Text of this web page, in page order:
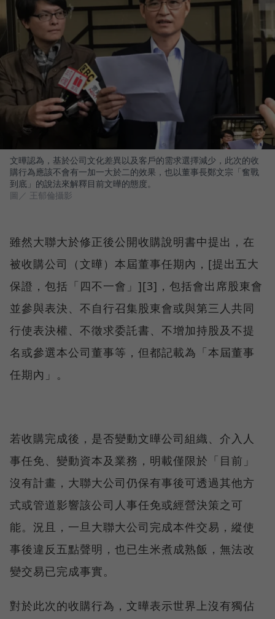
文曄認為，基於公司文化差異以及客戶的需求選擇減少，此次的收
購行為應該不會有一加一大於二的效果，也以董事長鄭文宗「奮戰
到底」的說法來解釋目前文曄的態度。
圖／ 王郁倫攝影
雖然大聯大於修正後公開收購說明書中提出，在
被收購公司（文曄）本屆董事任期內，[提出五大
保證，包括「四不一會」][3]，包括會出席股東會
並參與表決、不自行召集股東會或與第三人共同
行使表決權、不徵求委託書、不增加持股及不提
名或參選本公司董事等，但都記載為「本屆董事
任期內」。
若收購完成後，是否變動文曄公司組織、介入人
事任免、變動資本及業務，明載僅限於「目前」
沒有計畫，大聯大公司仍保有事後可透過其他方
式或管道影響該公司人事任免或經營決策之可
能。況且，一旦大聯大公司完成本件交易，縱使
事後違反五點聲明，也已生米煮成熟飯，無法改
變交易已完成事實。
對於此次的收購行為，文曄表示世界上沒有獨佔